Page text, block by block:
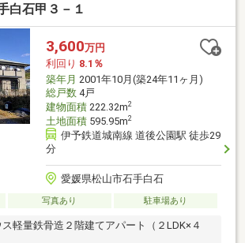
白石甲３－１
3,600万円
利回り 8.1％
築年月 2001年10月(築24年11ヶ月)
総戸数4戸
建物面積222.32m2
土地面積595.95m2
伊予鉄道城南線 道後公園駅 徒歩29
分
愛媛県松山市石手白石
写真あり 駐車場あり
軽量鉄骨造２階建てアパート（２LDK×４